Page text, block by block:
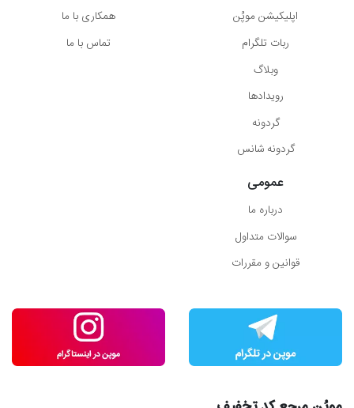
اپلیکیشن موپُن
ربات تلگرام
وبلاگ
رویدادها
گردونه
گردونه شانس
همکاری با ما
تماس با ما
عمومی
درباره ما
سوالات متداول
قوانین و مقررات